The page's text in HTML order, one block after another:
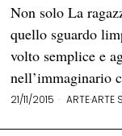
Non solo La
quello sguardo
volto semplice e
nell’immaginario
21/11/2015 ARTE·ARTE